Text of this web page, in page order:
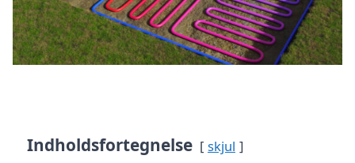
Indholdsfortegnelse skjul